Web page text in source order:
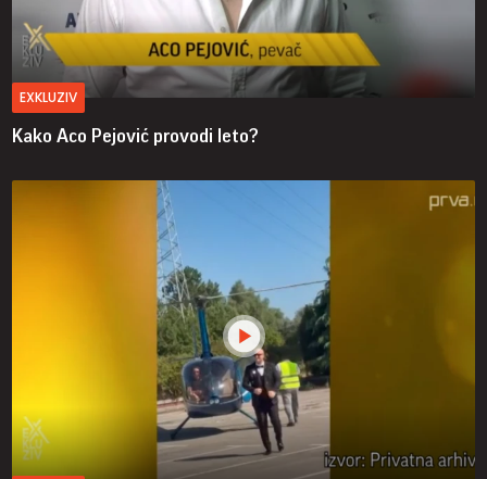
EXKLUZIV
Kako Aco Pejović provodi leto?